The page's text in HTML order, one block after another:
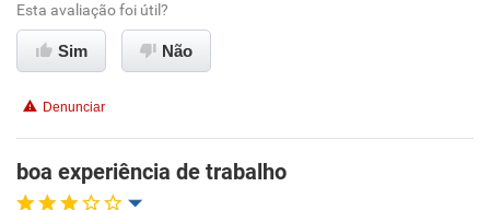
Ambiente de trabalho
Benefícios
Recomenda esta empresa
Esta avaliação foi útil?
Sim Não
Denunciar
boa experiência de trabalho